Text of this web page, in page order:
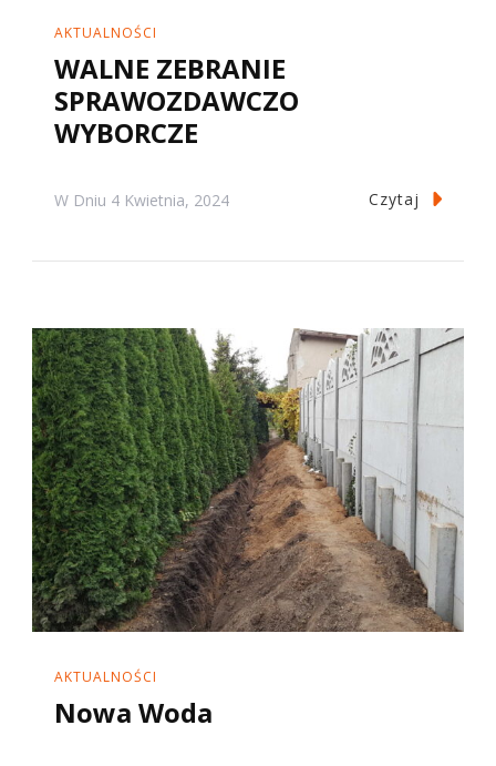
AKTUALNOŚCI
WALNE ZEBRANIE
SPRAWOZDAWCZO
WYBORCZE
W Dniu 4 Kwietnia, 2024 Czytaj
AKTUALNOŚCI
Nowa Woda